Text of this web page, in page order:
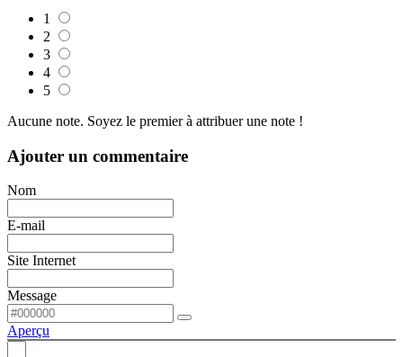
1
2
3
4
5
Aucune note. Soyez le premier à attribuer une note !
Ajouter un commentaire
Nom
E-mail
Site Internet
Message
Aperçu